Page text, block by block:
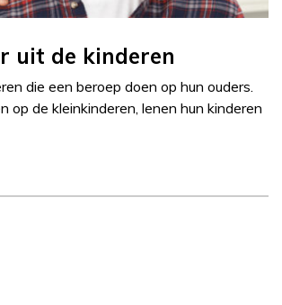
uit de kinderen
die een beroep doen op hun ouders.
op de kleinkinderen, lenen hun kinderen